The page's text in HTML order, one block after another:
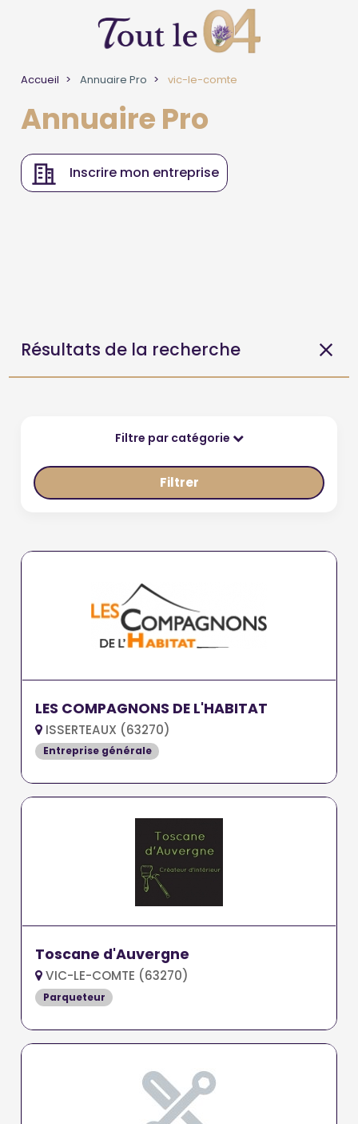
Accueil Annuaire Pro vic-le-comte
Annuaire Pro
Inscrire mon entreprise
Résultats de la recherche
Filtre par catégorie
Filtrer
LES COMPAGNONS DE L'HABITAT
ISSERTEAUX (63270)
Entreprise générale
Toscane d'Auvergne
VIC-LE-COMTE (63270)
Parqueteur